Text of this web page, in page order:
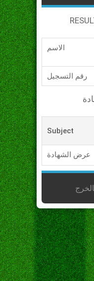
الاسم
رقم التسجيل
Subject
عرض الشهادة